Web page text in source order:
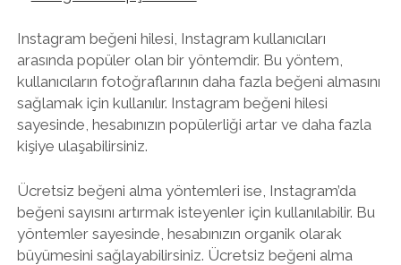
Instagram beğeni hilesi, Instagram kullanıcıları
arasında popüler olan bir yöntemdir. Bu yöntem,
kullanıcıların fotoğraflarının daha fazla beğeni almasını
sağlamak için kullanılır. Instagram beğeni hilesi
sayesinde, hesabınızın popülerliği artar ve daha fazla
kişiye ulaşabilirsiniz.
Ücretsiz beğeni alma yöntemleri ise, Instagram’da
beğeni sayısını artırmak isteyenler için kullanılabilir. Bu
yöntemler sayesinde, hesabınızın organik olarak
büyümesini sağlayabilirsiniz. Ücretsiz beğeni alma